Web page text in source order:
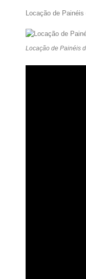
Locação de
Locação de Painéis